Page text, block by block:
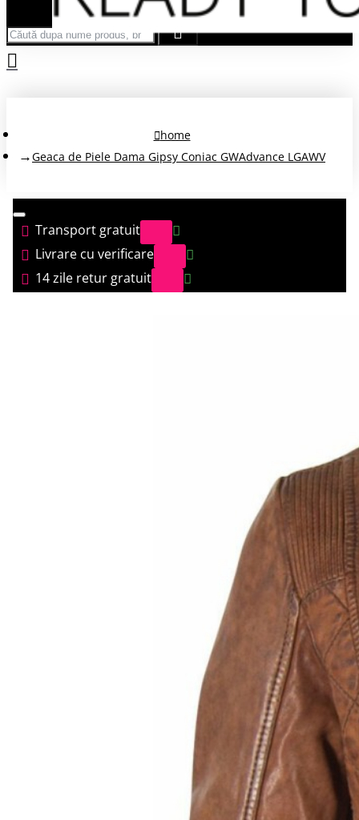
Căută după nume produs, brand...
home
Geaca de Piele Dama Gipsy Coniac GWAdvance LGAWV
Transport gratuit
Livrare cu verificare
14 zile retur gratuit